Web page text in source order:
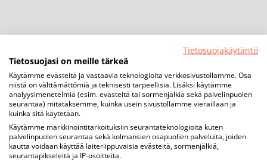
Tietosuojakäytäntö
Tietosuojasi on meille tärkeä
Käytämme evästeitä ja vastaavia teknologioita verkkosivustollamme. Osa
niistä on välttämättömiä ja teknisesti tarpeellisia. Lisäksi käytämme
analyysimenetelmiä (esim. evästeitä tai sormenjälkiä sekä palvelinpuolen
seurantaa) mitataksemme, kuinka usein sivustollamme vieraillaan ja
kuinka sitä käytetään.
Käytämme markkinointitarkoituksiin seurantateknologioita kuten
palvelinpuolen seurantaa sekä kolmansien osapuolien palveluita, joiden
kautta voidaan käyttää laiteriippuvaisia evästeitä, sormenjälkiä,
seurantapikseleitä ja IP-osoitteita.